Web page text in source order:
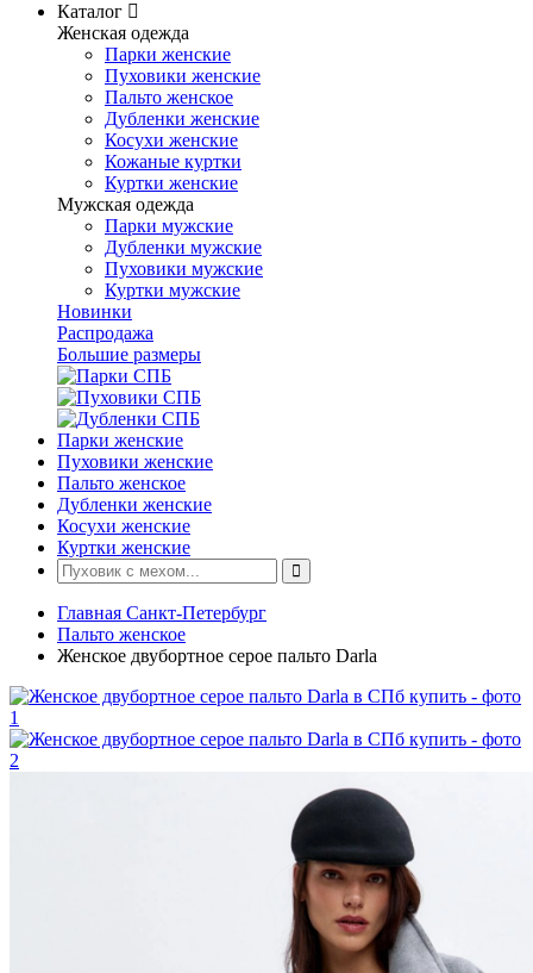
Каталог
Женская одежда
Парки женские
Пуховики женские
Пальто женское
Дубленки женские
Косухи женские
Кожаные куртки
Куртки женские
Мужская одежда
Парки мужские
Дубленки мужские
Пуховики мужские
Куртки мужские
Новинки
Распродажа
Большие размеры
Парки женские
Пуховики женские
Пальто женское
Дубленки женские
Косухи женские
Куртки женские
Главная Санкт-Петербург
Пальто женское
Женское двубортное серое пальто Darla